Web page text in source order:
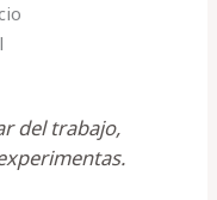
del trabajo,